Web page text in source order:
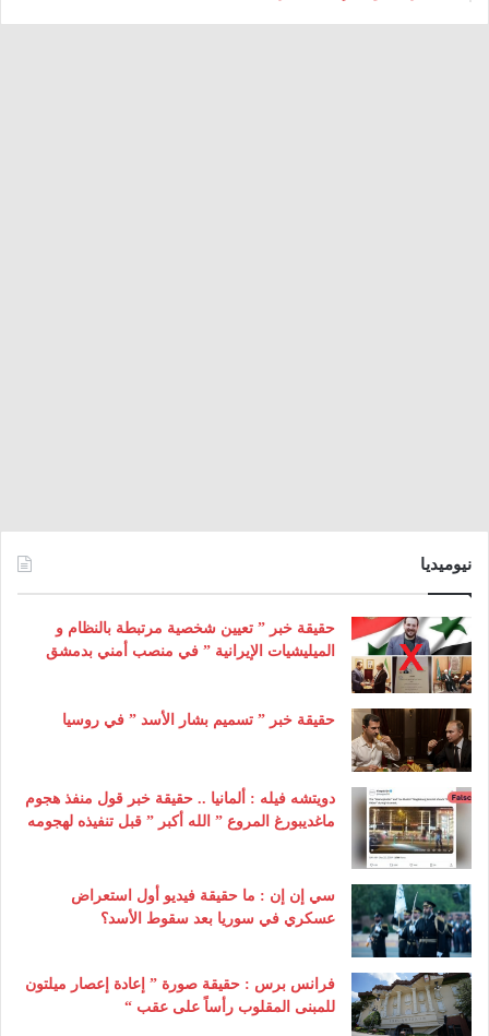
نيوميديا
حقيقة خبر ” تعيين شخصية مرتبطة بالنظام و
الميليشيات الإيرانية ” في منصب أمني بدمشق
حقيقة خبر ” تسميم بشار الأسد ” في روسيا
دويتشه فيله : ألمانيا .. حقيقة خبر قول منفذ هجوم
ماغديبورغ المروع ” الله أكبر ” قبل تنفيذه لهجومه
سي إن إن : ما حقيقة فيديو أول استعراض
عسكري في سوريا بعد سقوط الأسد؟
فرانس برس : حقيقة صورة ” إعادة إعصار ميلتون
للمبنى المقلوب رأساً على عقب “